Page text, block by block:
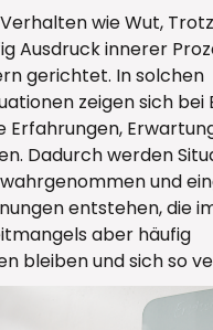
wie Wut,
Ausdruck innerer
gerichtet. In solchen
zeigen sich bei
Erfahrungen,
Dadurch werden
und
entstehen, die
aber häufig
bleiben und sich so